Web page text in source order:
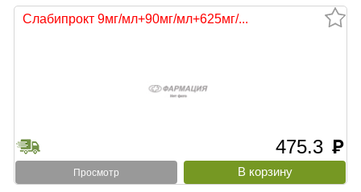
Слабипрокт 9мг/мл+90мг/мл+625мг/...
475.3 руб
Просмотр